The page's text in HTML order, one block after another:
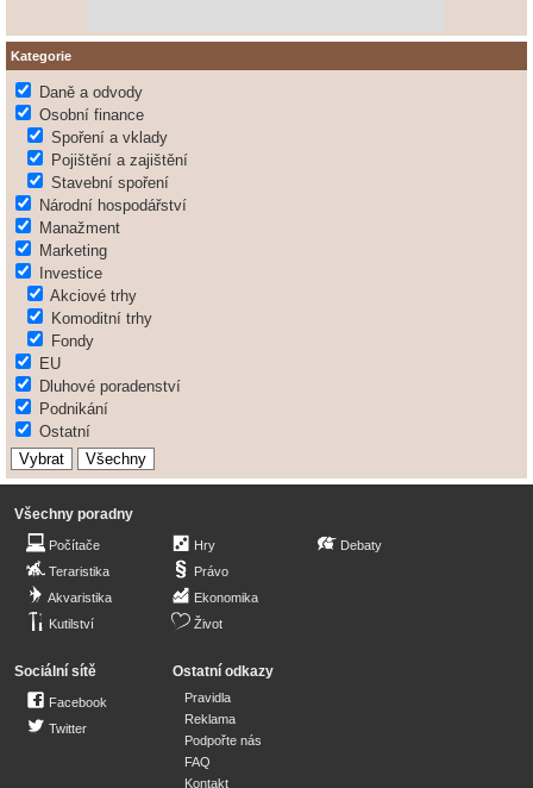
Kategorie
Daně a odvody
Osobní finance
Spoření a vklady
Pojištění a zajištění
Stavební spoření
Národní hospodářství
Manažment
Marketing
Investice
Akciové trhy
Komoditní trhy
Fondy
EU
Dluhové poradenství
Podnikání
Ostatní
Všechny poradny
Počítače
Teraristika
Akvaristika
Kutilství
Hry
Právo
Ekonomika
Život
Debaty
Sociální sítě
Facebook
Twitter
Ostatní odkazy
Pravidla
Reklama
Podpořte nás
FAQ
Kontakt